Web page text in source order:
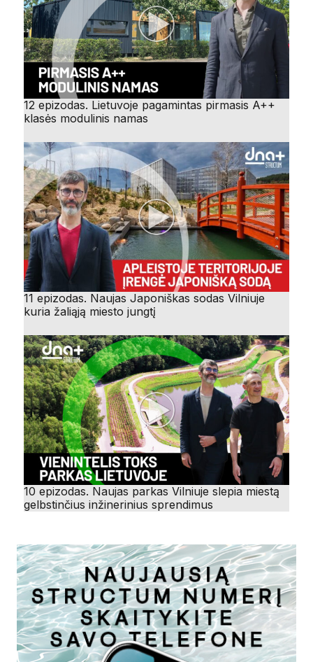
12 epizodas. Lietuvoje pagamintas pirmasis A++
klasės modulinis namas
11 epizodas. Naujas Japoniškas sodas Vilniuje
kuria žaliąją miesto jungtį
10 epizodas. Naujas parkas Vilniuje slepia miestą
gelbstinčius inžinerinius sprendimus